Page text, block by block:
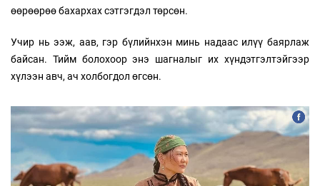
өөрөөрөө бахархах сэтгэгдэл төрсөн.
Учир нь ээж, аав, гэр бүлийнхэн минь надаас илүү баярлаж
байсан. Тийм болохоор энэ шагналыг их хүндэтгэлтэйгээр
хүлээн авч, ач холбогдол өгсөн.